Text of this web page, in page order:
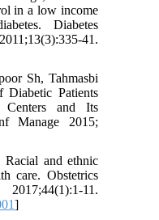
in a low income
Diabetes
41.
Sh, Tahmasbi
Diabetic Patients
Centers and Its
Manage 2015;
Racial and ethnic
care. Obstetrics
11.